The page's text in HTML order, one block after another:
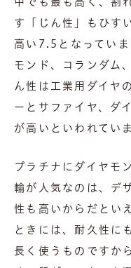
す「じん性」もひす
高い7.5となってい
モンド、コランダム
ん性は工業用ダイヤ
ーとサファイヤ、ダ
が高いといわれてい
プラチナにダイヤモ
輪が人気なのは、デ
性も高いからだとい
ときには、耐久性に
長く使うものですか